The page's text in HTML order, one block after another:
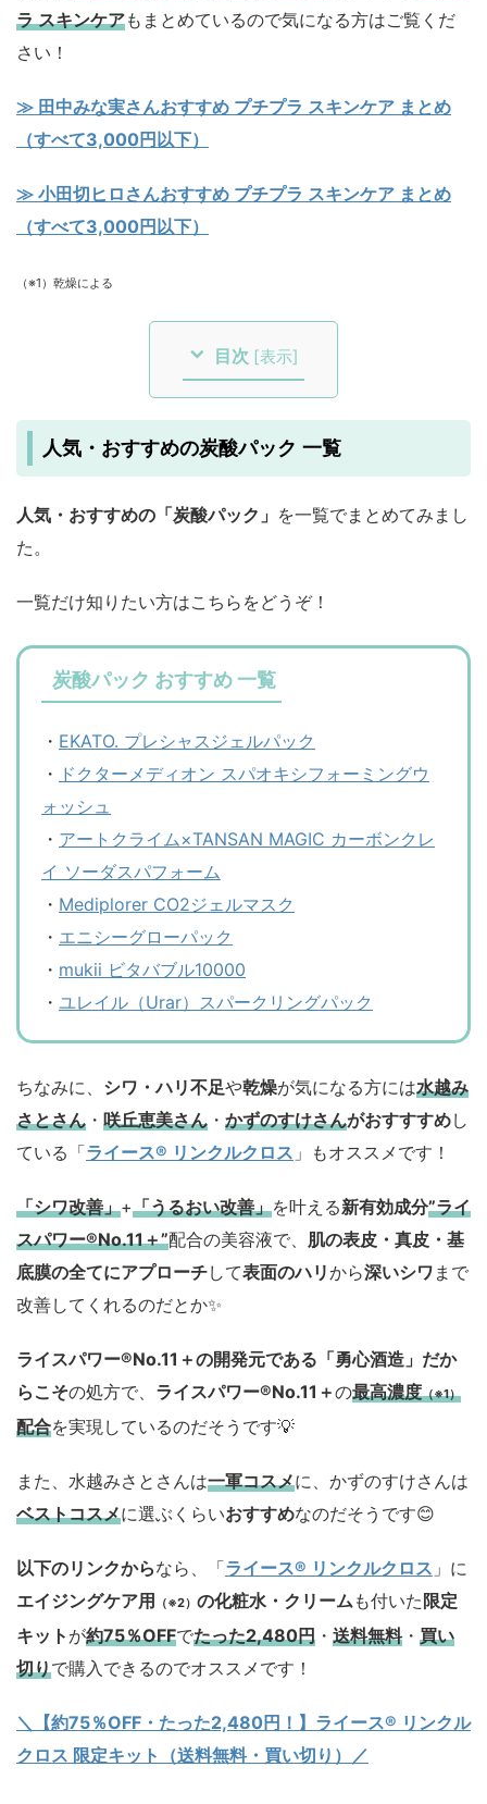
ラ スキンケアもまとめているので気になる方はご覧くだ
さい！
≫ 田中みな実さんおすすめ プチプラ スキンケア まとめ
（すべて3,000円以下）
≫ 小田切ヒロさんおすすめ プチプラ スキンケア まとめ
（すべて3,000円以下）
（※1）乾燥による
目次 [表示]
人気・おすすめの炭酸パック 一覧
人気・おすすめの「炭酸パック」 を一覧でまとめてみまし
た。
一覧だけ知りたい方はこちらをどうぞ！
炭酸パック おすすめ 一覧
・ EKATO. プレシャスジェルパック
・ ドクターメディオン スパオキシフォーミングウ
ォッシュ
・ アートクライム×TANSAN MAGIC カーボンクレ
イ ソーダスパフォーム
・ Mediplorer CO2ジェルマスク
・ エニシーグローパック
・ mukii ビタバブル10000
・ ユレイル（Urar）スパークリングパック
ちなみに、 シワ・ハリ不足や乾燥が気になる方には水越み
さとさん ・ 咲丘恵美さん ・ かずのすけさんがおすすすめし
ている「ライース® リンクルクロス 」もオススメです！
「シワ改善」+「うるおい改善」を叶える新有効成分”ライ
スパワー®No.11＋”配合の美容液で、 肌の表皮・真皮・基
底膜の全てにアプローチして表面のハリから深いシワ まで
改善してくれるのだとか✨
ライスパワー®No.11＋の開発元である「勇心酒造」 だか
らこその処方で、 ライスパワー®No.11＋の最高濃度（※1）
配合を実現しているのだそうです💡
また、水越みさとさんは一軍コスメに、かずのすけさんは
ベストコスメに選ぶくらいおすすめなのだそうです😊
以下のリンクからなら、「ライース® リンクルクロス 」に
エイジングケア用
（※2） の化粧水・クリームも付いた 限定
キット が約75％OFFでたった2,480円 ・ 送料無料・ 買い
切りで購入できるのでオススメです！
＼【約75％OFF・たった2,480円！ 】ライース® リンクル
クロス 限定キット（送料無料・買い切り）／